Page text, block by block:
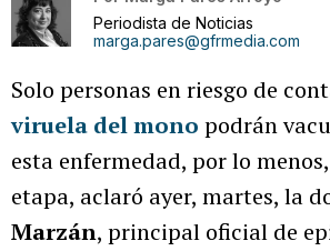
Periodista de Noticias
marga.pares@gfrmedia.com
Solo personas en riesgo de
viruela del mono podrán
esta enfermedad, por lo
etapa, aclaró ayer, martes, la
Marzán, principal oficial de